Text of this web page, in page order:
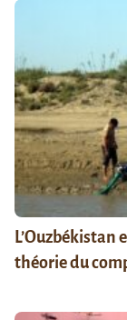
L’Ouzbékistan
théorie du